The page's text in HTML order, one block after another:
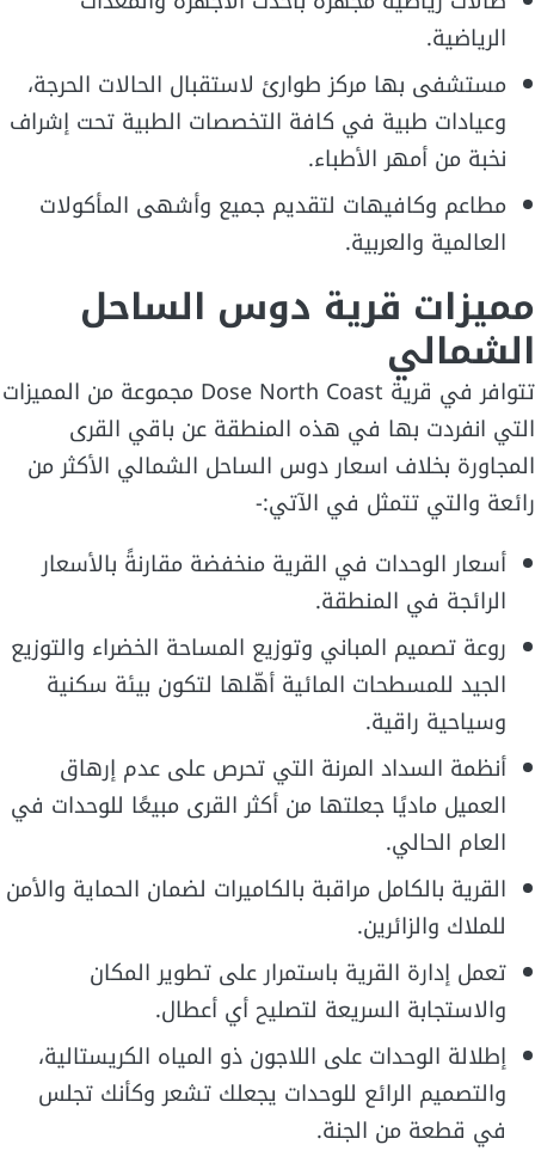
الرياضية.
مستشفى بها مركز طوارئ لاستقبال الحالات الحرجة،
وعيادات طبية في كافة التخصصات الطبية تحت إشراف
نخبة من أمهر الأطباء.
مطاعم وكافيهات لتقديم جميع وأشهى المأكولات
العالمية والعربية.
مميزات قرية دوس الساحل
الشمالي
تتوافر في قرية Dose North Coast مجموعة من المميزات
التي انفردت بها في هذه المنطقة عن باقي القرى
المجاورة بخلاف اسعار دوس الساحل الشمالي الأكثر من
رائعة والتي تتمثل في الآتي:-
أسعار الوحدات في القرية منخفضة مقارنةً بالأسعار
الرائجة في المنطقة.
روعة تصميم المباني وتوزيع المساحة الخضراء والتوزيع
الجيد للمسطحات المائية أهّلها لتكون بيئة سكنية
وسياحية راقية.
أنظمة السداد المرنة التي تحرص على عدم إرهاق
العميل ماديًا جعلتها من أكثر القرى مبيعًا للوحدات في
العام الحالي.
القرية بالكامل مراقبة بالكاميرات لضمان الحماية والأمن
للملاك والزائرين.
تعمل إدارة القرية باستمرار على تطوير المكان
والاستجابة السريعة لتصليح أي أعطال.
إطلالة الوحدات على اللاجون ذو المياه الكريستالية،
والتصميم الرائع للوحدات يجعلك تشعر وكأنك تجلس
في قطعة من الجنة.